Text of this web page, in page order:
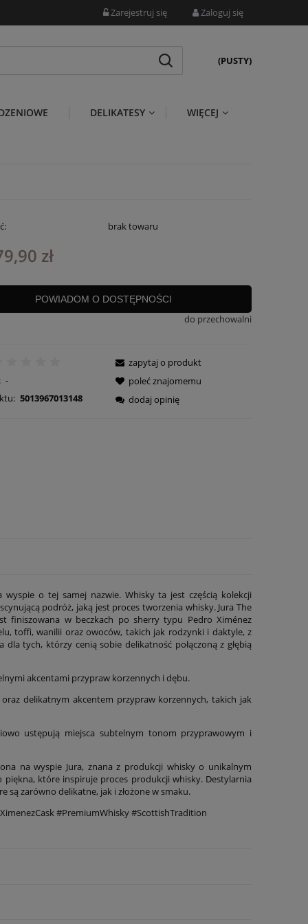
Zarejestruj się Zaloguj się
(PUSTY)
DELIKATESY WIĘCEJ
brak towaru
zł
POWIADOM O DOSTĘPNOŚCI
do przechowalni
-
5013967013148
zapytaj o produkt
poleć znajomemu
dodaj opinię
o tej samej nazwie. Whisky ta jest częścią kolekcji
podróż, jaką jest proces tworzenia whisky. Jura The
finiszowana w beczkach po sherry typu Pedro Ximénez
toffi, wanilii oraz owoców, takich jak rodzynki i daktyle, z
tych, którzy cenią sobie delikatność połączoną z głębią
akcentami przypraw korzennych i dębu.
delikatnym akcentem przypraw korzennych, takich jak
ustępują miejsca subtelnym tonom przyprawowym i
na wyspie Jura, znana z produkcji whisky o unikalnym
piękna, które inspiruje proces produkcji whisky. Destylarnia
są zarówno delikatne, jak i złożone w smaku.
#PremiumWhisky #ScottishTradition